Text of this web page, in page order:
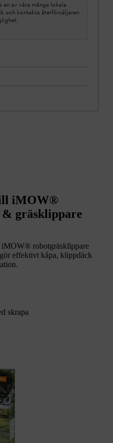
en av våra många lokala
och kontakta återförsäljaren
iMOW®
gräsklippare
iMOW® robotgräsklippare
effektivt kåpa, klippdäck
skrapa